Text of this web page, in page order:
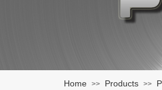
Home >> Products >>